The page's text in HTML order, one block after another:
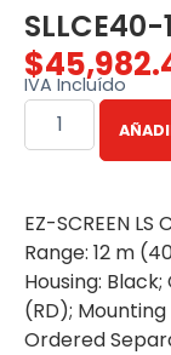
$
IVA Incluído
EZ-SCREEN
Range: 12 m
Housing:
(RD);
Ordered